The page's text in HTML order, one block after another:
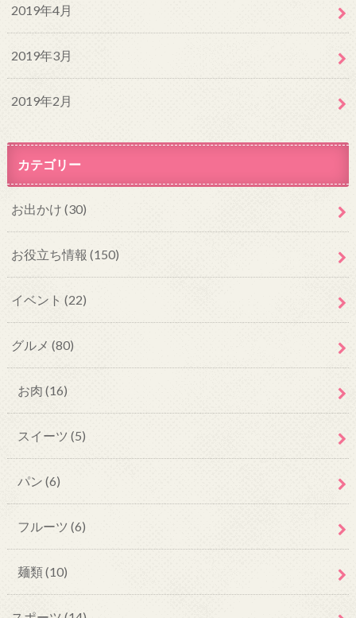
2019年4月
2019年3月
2019年2月
カテゴリー
お出かけ (30)
お役立ち情報 (150)
イベント (22)
グルメ (80)
お肉 (16)
スイーツ (5)
パン (6)
フルーツ (6)
麺類(10)